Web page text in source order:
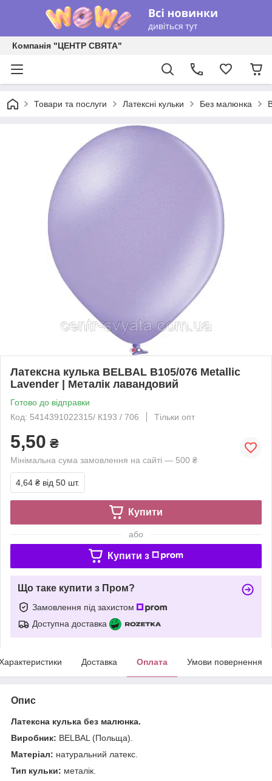
Компанія "ЦЕНТР СВЯТА"
Товари та послуги Латексні кульки Без малюнка
Латексна кулька BELBAL В105/076 Metallic
Lavender | Металік лавандовий
Готово до відправки
Код: 5414391022315/ К193 / 706
Тільки опт
5,50 ₴
Мінімальна сума замовлення на сайті — 500 ₴
4,64 ₴ від 50 шт.
Купити
або
Купити з
Що таке купити з Пром?
Замовлення під захистом
Доступна доставка
Доставка Оплата Умови повернення
Опис
Латексна кулька без малюнка.
Виробник: BELBAL (Польща).
Матеріал: натуральний латекс.
Тип кульки: металік.